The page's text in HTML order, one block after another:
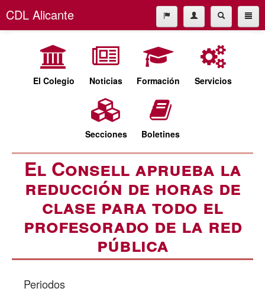
CDL Alicante
Formación
cdl@cdlalicante.org
El Colegio Noticias Formación Servicios
Secciones Boletines
El Consell aprueba la
reducción de horas de
clase para todo el
profesorado de la red
pública
Periodos